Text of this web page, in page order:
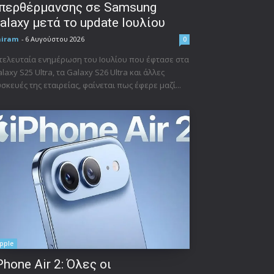
σε Samsung
μετά το update Ιουλίου
- 6 Αυγούστου 2026 0
ενημέρωση του Ιουλίου που έφτασε στα
S25 Ultra, τα Galaxy S26 Ultra και άλλες
της εταιρείας, φαίνεται πως έφερε μαζί...
Air 2: Όλες οι